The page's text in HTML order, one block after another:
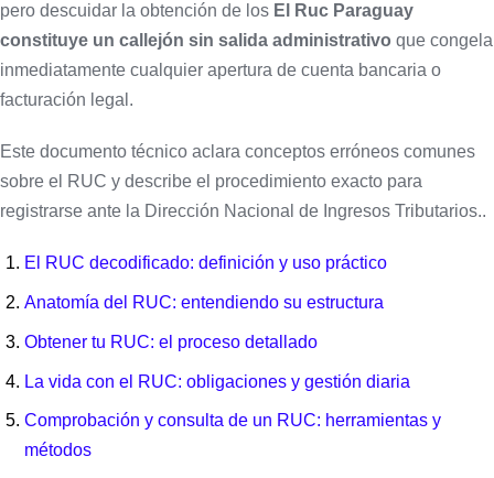
pero descuidar la obtención de los El Ruc Paraguay
constituye un callejón sin salida administrativo que congela
inmediatamente cualquier apertura de cuenta bancaria o
facturación legal.
Este documento técnico aclara conceptos erróneos comunes
sobre el RUC y describe el procedimiento exacto para
registrarse ante la Dirección Nacional de Ingresos Tributarios..
El RUC decodificado: definición y uso práctico
Anatomía del RUC: entendiendo su estructura
Obtener tu RUC: el proceso detallado
La vida con el RUC: obligaciones y gestión diaria
Comprobación y consulta de un RUC: herramientas y
métodos